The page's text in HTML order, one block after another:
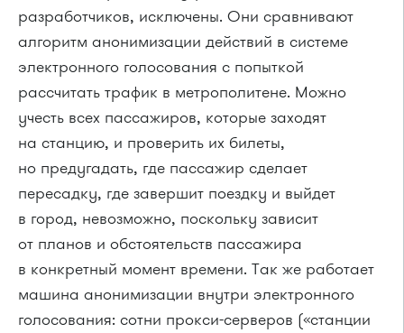
разработчиков, исключены. Они сравнивают
алгоритм анонимизации действий в системе
электронного голосования с попыткой
рассчитать трафик в метрополитене. Можно
учесть всех пассажиров, которые заходят
на станцию, и проверить их билеты,
но предугадать, где пассажир сделает
пересадку, где завершит поездку и выйдет
в город, невозможно, поскольку зависит
от планов и обстоятельств пассажира
в конкретный момент времени. Так же работает
машина анонимизации внутри электронного
голосования: сотни прокси-серверов («станции